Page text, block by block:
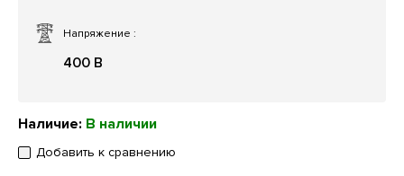
Напряжение :
400 В
Наличие: В наличии
Добавить к сравнению